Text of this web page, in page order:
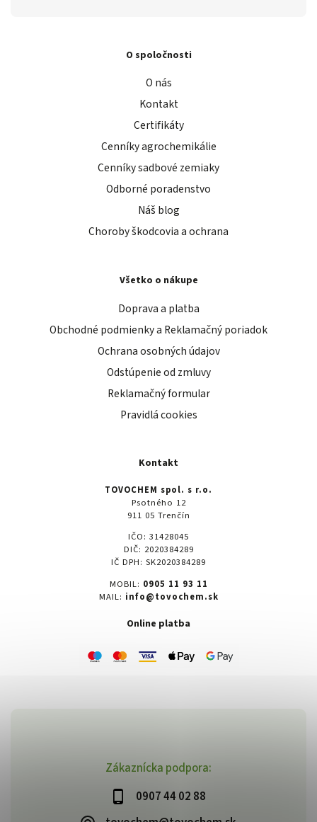
Zákaznícka podpora:
0907 44 02 88
O spoločnosti
O nás
Kontakt
Certifikáty
Cenníky agrochemikálie
Cenníky sadbové zemiaky
Odborné poradenstvo
Náš blog
Choroby škodcovia a ochrana
Všetko o nákupe
Doprava a platba
Obchodné podmienky a Reklamačný poriadok
Ochrana osobných údajov
Odstúpenie od zmluvy
Reklamačný formular
Pravidlá cookies
Kontakt
TOVOCHEM spol. s r.o.
Psotného 12
911 05 Trenčín
IČO: 31428045
DIČ: 2020384289
IČ DPH: SK2020384289
MOBIL: 0905 11 93 11
MAIL: info@tovochem.sk
Online platba